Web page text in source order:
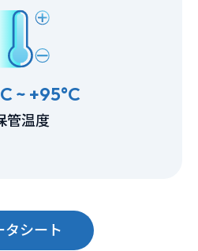
~ +95°C
管温度
タシート